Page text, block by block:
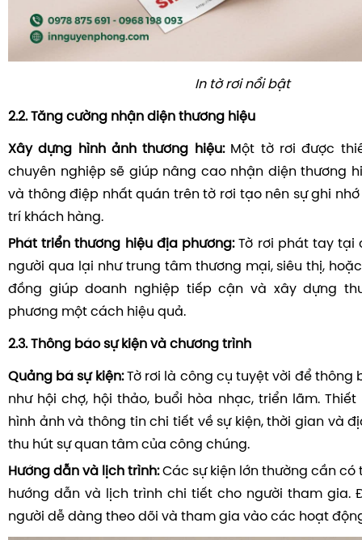
In tờ rơi nổi bật
2.2. Tăng cường nhận diện thương hiệu
Xây dựng hình ảnh thương hiệu:Một tờ rơi được
chuyên nghiệp sẽ giúp nâng cao nhận diện thương
và thông điệp nhất quán trên tờ rơi tạo nên sự ghi
trí khách hàng.
Phát triển thương hiệu địa phương:Tờ rơi phát tay tại
người qua lại như trung tâm thương mại, siêu thị,
đồng giúp doanh nghiệp tiếp cận và xây dựng
phương một cách hiệu quả.
2.3. Thông báo sự kiện và chương trình
Quảng bá sự kiện:Tờ rơi là công cụ tuyệt vời để thông
như hội chợ, hội thảo, buổi hòa nhạc, triển lãm.
hình ảnh và thông tin chi tiết về sự kiện, thời gian và
thu hút sự quan tâm của công chúng.
Hướng dẫn và lịch trình:Các sự kiện lớn thường cần có
hướng dẫn và lịch trình chi tiết cho người tham gia.
người dễ dàng theo dõi và tham gia vào các hoạt